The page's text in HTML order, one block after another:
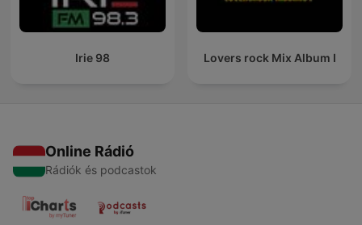
Irie 98 Lovers rock Mix Album I
Online Rádió
Rádiók és podcastok